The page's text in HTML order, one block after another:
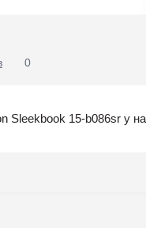
0
Sleekbook 15-b086sr у